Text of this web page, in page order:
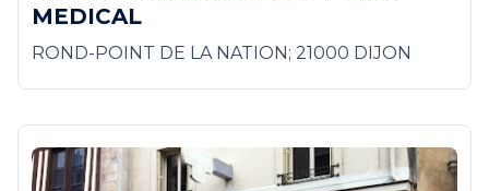
MEDICAL
ROND-POINT DE LA NATION; 21000 DIJON